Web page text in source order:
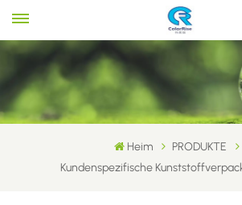
Heim
PRODUKTE
Kundenspezifische